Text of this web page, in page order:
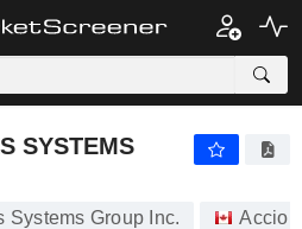
SYSTEMS
Systems Group Inc.